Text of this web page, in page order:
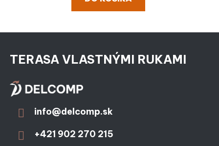
TERASA VLASTNÝMI RUKAMI
info@delcomp.sk
+421 902 270 215